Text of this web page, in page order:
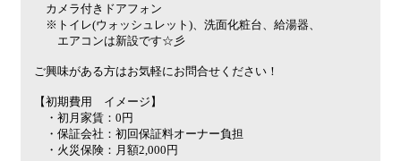
カメラ付きドアフォン
※トイレ(ウォッシュレット)、洗面化粧台、給湯器、
エアコンは新設です☆彡
ご興味がある方はお気軽にお問合せください！
【初期費用 イメージ】
・初月家賃：0円
・保証会社：初回保証料オーナー負担
・火災保険：月額2,000円